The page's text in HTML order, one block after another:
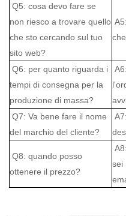
Q5: cosa devo fare se
non riesco a trovare quello
che sto cercando sul tuo
sito web?
Q6: per quanto riguarda i
tempi di consegna per la
produzione di massa?
Q7: Va bene fare il nome
del marchio del cliente?
Q8: quando posso
ottenere il prezzo?
sei